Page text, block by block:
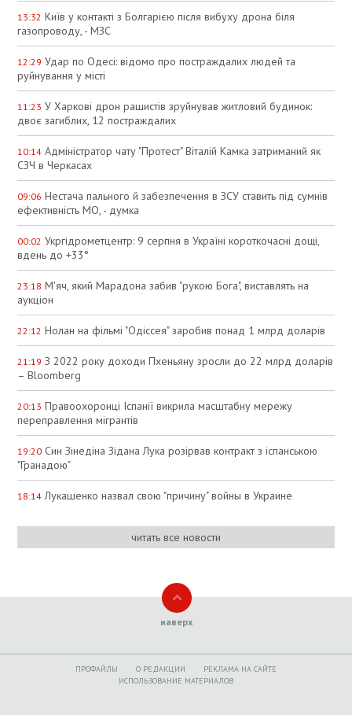
13:32 Київ у контакті з Болгарією після вибуху дрона біля
газопроводу, - МЗС
12:29 Удар по Одесі: відомо про постраждалих людей та
руйнування у місті
11:23 У Харкові дрон рашистів зруйнував житловий будинок:
двоє загиблих, 12 постраждалих
10:14 Адміністратор чату "Протест" Віталій Камка затриманий як
СЗЧ в Черкасах
09:06 Нестача пального й забезпечення в ЗСУ ставить під сумнів
ефективність МО, - думка
00:02 Укргідрометцентр: 9 серпня в Україні короткочасні дощі,
вдень до +33°
23:18 М'яч, який Марадона забив "рукою Бога", виставлять на
аукціон
22:12 Нолан на фільмі "Одіссея" заробив понад 1 млрд доларів
21:19 З 2022 року доходи Пхеньяну зросли до 22 млрд доларів
– Bloomberg
20:13 Правоохоронці Іспанії викрила масштабну мережу
переправлення мігрантів
19:20 Син Зінедіна Зідана Лука розірвав контракт з іспанською
"Гранадою"
18:14 Лукашенко назвал свою "причину" войны в Украине
читать все новости
наверх
ПРОФАЙЛЫ O РЕДАКЦИИ
РЕКЛАМА НА САЙТЕ
ИСПОЛЬЗОВАНИЕ МАТЕРИАЛОВ